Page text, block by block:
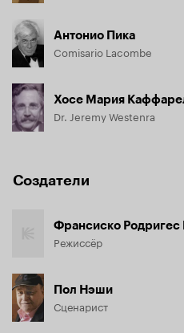
Антонио Пика
Comisario Lacombe
Хосе Мария
Dr. Jeremy Westenra
Создатели
Режиссёр
Пол Нэши
Сценарист